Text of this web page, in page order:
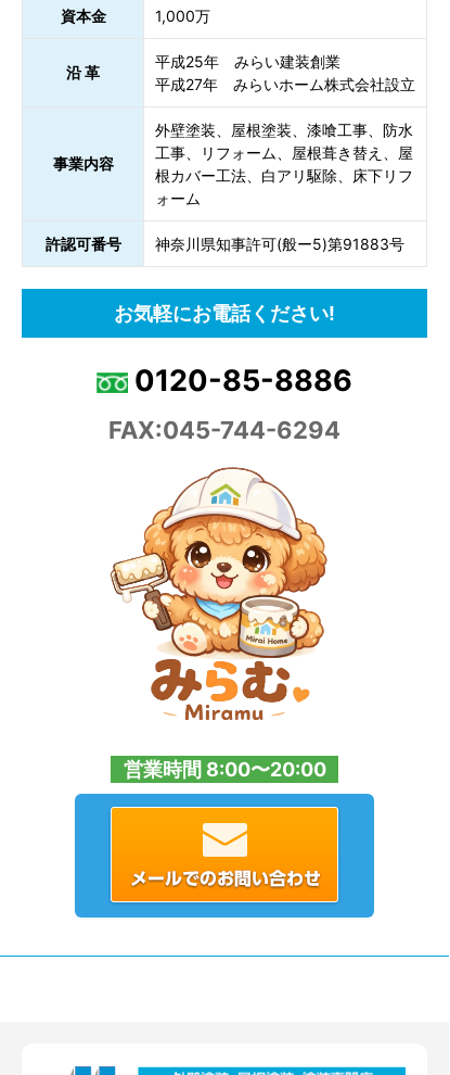
資本金 1,000万
沿 革
平成25年 みらい建装創業
平成27年 みらいホーム株式会社設立
事業内容
外壁塗装、屋根塗装、漆喰工事、防水
工事、リフォーム、屋根葺き替え、屋
根カバー工法、白アリ駆除、床下リフ
ォーム
許認可番号 神奈川県知事許可(般ー5)第91883号
お気軽にお電話ください!
0120-85-8886
FAX:045-744-6294
営業時間 8:00〜20:00